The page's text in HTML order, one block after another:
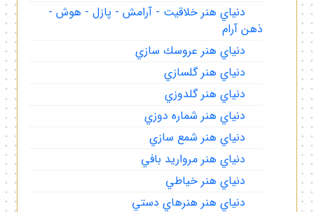
دنياي هنر خلاقيت - آرامش - پازل - هوش -
ذهن آرام
دنياي هنر عروسك سازي
دنياي هنر گلسازي
دنياي هنر گلدوزي
دنياي هنر شماره دوزي
دنياي هنر شمع سازي
دنياي هنر مرواريد بافي
دنياي هنر خياطي
دنياي هنر هنرهاي دستي